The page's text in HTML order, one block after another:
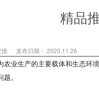
精品
德 发布日期： 2020.11.26
农业生产的主要载体和生态环
。